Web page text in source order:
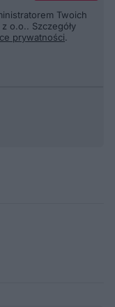
Twoich
o.o.. Szczegóły
prywatności.